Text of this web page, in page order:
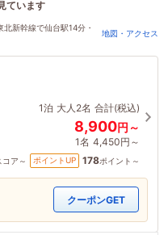
ています
れました
新幹線で仙台駅14分・
地図・アクセス
1泊 大人2名 合計(税込)
8,900円～
1名 4,450円～
コア～ ポイントUP 178ポイント～
クーポンGET